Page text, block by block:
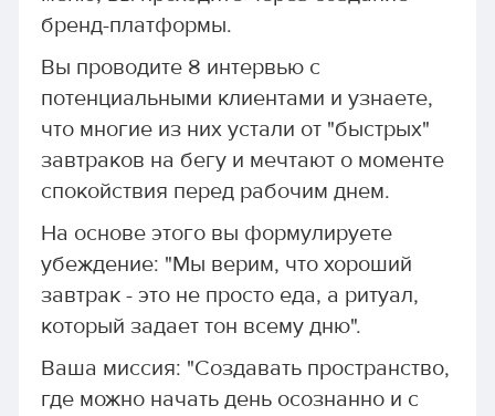
бренд-платформы.
Вы проводите 8 интервью с
потенциальными клиентами и узнаете,
что многие из них устали от "быстрых"
завтраков на бегу и мечтают о моменте
спокойствия перед рабочим днем.
На основе этого вы формулируете
убеждение: "Мы верим, что хороший
завтрак - это не просто еда, а ритуал,
который задает тон всему дню".
Ваша миссия: "Создавать пространство,
где можно начать день осознанно и с